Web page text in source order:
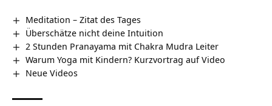
Meditation – Zitat des Tages
Überschätze nicht deine Intuition
2 Stunden Pranayama mit Chakra Mudra Leiter
Warum Yoga mit Kindern? Kurzvortrag auf Video
Neue Videos